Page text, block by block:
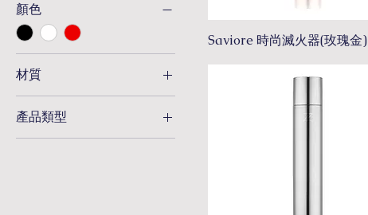
顏色
材質
金屬
產品類型
裝飾品
Saviore 時尚滅火器(玫瑰金)